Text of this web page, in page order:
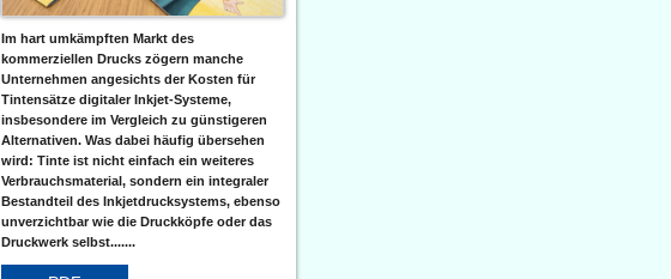
Im hart umkämpften Markt des
kommerziellen Drucks zögern manche
Unternehmen angesichts der Kosten für
Tintensätze digitaler Inkjet-Systeme,
insbesondere im Vergleich zu günstigeren
Alternativen. Was dabei häufig übersehen
wird: Tinte ist nicht einfach ein weiteres
Verbrauchsmaterial, sondern ein integraler
Bestandteil des Inkjetdrucksystems, ebenso
unverzichtbar wie die Druckköpfe oder das
Druckwerk selbst.......